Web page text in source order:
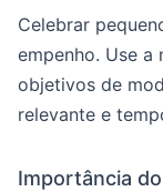
Celebrar
empenho. Use a
objetivos de
relevante e
Importância